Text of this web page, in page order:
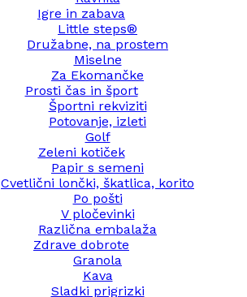
Igre in zabava
Little steps®
Družabne, na prostem
Miselne
Za Ekomančke
Prosti čas in šport
Športni rekviziti
Potovanje, izleti
Golf
Zeleni kotiček
Papir s semeni
Cvetlični lončki, škatlica, korito
Po pošti
V pločevinki
Različna embalaža
Zdrave dobrote
Granola
Kava
Sladki prigrizki